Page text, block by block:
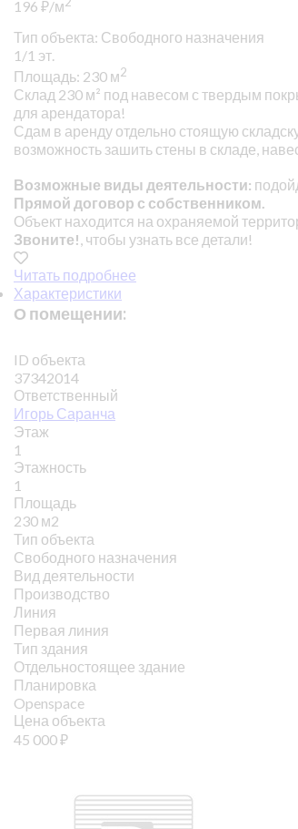
196 ₽/м
Тип объекта: Свободного назначения
1/1 эт.
Площадь: 230 м2
Склад 230 м² под навесом с твердым
для арендатора!
Сдам в аренду отдельно стоящую
возможность зашить стены в складе,
Возможные виды деятельности:
Прямой договор с собственником.
Объект находится на охраняемой
Звоните!, чтобы узнать все детали!
Читать подробнее
Характеристики
О помещении:
ID объекта
37342014
Ответственный
Игорь Саранча
Этаж
1
Этажность
1
Площадь
230 м2
Тип объекта
Свободного назначения
Вид деятельности
Производство
Линия
Первая линия
Тип здания
Отдельностоящее здание
Планировка
Openspace
Цена объекта
45 000₽